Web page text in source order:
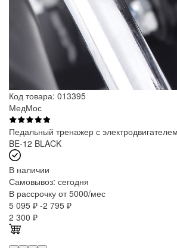
Код товара: 013395
МедМос
Педальный тренажер с
BE-12 BLACK
В наличии
Самовывоз: сегодня
В рассрочку от 5000/мес
5 095 ₽ -2 795 ₽
2 300 ₽